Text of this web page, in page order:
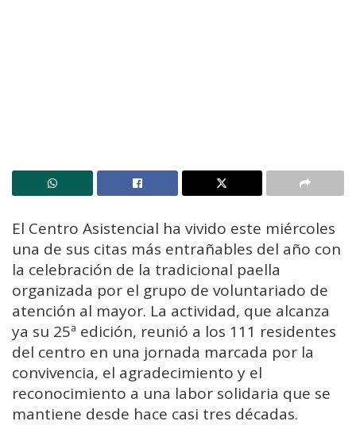
El Centro Asistencial ha vivido este miércoles
una de sus citas más entrañables del año con
la celebración de la tradicional paella
organizada por el grupo de voluntariado de
atención al mayor. La actividad, que alcanza
ya su 25ª edición, reunió a los 111 residentes
del centro en una jornada marcada por la
convivencia, el agradecimiento y el
reconocimiento a una labor solidaria que se
mantiene desde hace casi tres décadas.